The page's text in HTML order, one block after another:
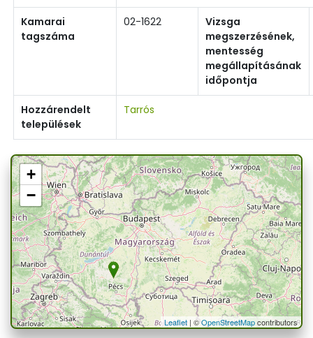
Kamarai
tagszáma
02-1622
Vizsga
megszerzésének,
mentesség
megállapításának
időpontja
Hozzárendelt
települések
Tarrós
+
−
Leaflet| ©OpenStreetMapcontributors